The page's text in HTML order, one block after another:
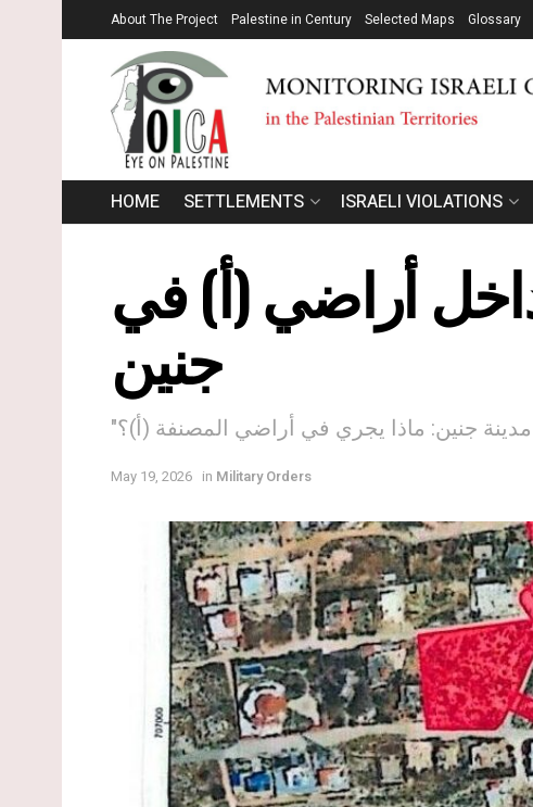
About The Project Palestine in Century Selected Maps Glossary
HOME SETTLEMENTS ISRAELI VIOLATIONS
أراضي (أ) في
جنين
جنين: ماذا يجري في أراضي المصنفة (أ)؟
May 19, 2026 in Military Orders